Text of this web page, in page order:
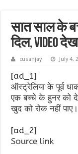
सात साल के
दिल, video
cusanjay July 4,
[ad_1]
ऑस्ट्रेलिया के पूर्व
एक बच्चे के हुनर को
खुद को रोक नहीं पाए।
[ad_2]
Source link